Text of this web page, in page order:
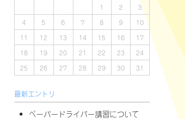
1 2
3
4
5 6 7 8 9
10
11
12 13 14 15 16
17
18
19 20 21 22 23
24
25
26 27 28 29 30 31
最新エントリ
ペーパードライバー講習について